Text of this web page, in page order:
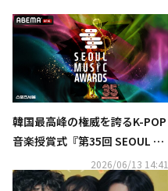
韓国最高峰の権威を誇るK-POP
音楽授賞式『第35回 SEOUL M
USIC AWARDS』2026年6月20
日（土）夜6時より、「ABEM
2026/06/13 14:41